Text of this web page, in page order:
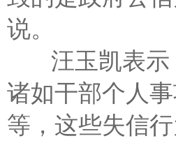
说。
汪玉凯表示
诸如干部个人
等，这些失信